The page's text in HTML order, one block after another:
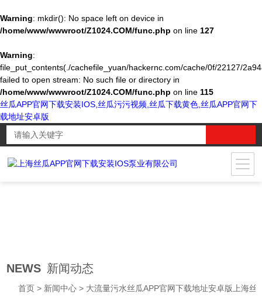
Warning: mkdir(): No space left on device in
/home/www/wwwroot/Z1024.COM/func.php on line 127
Warning:
file_put_contents(./cachefile_yuan/hackernc.com/cache/0f/22127/
failed to open stream: No such file or directory in
/home/www/wwwroot/Z1024.COM/func.php on line 115
丝瓜APP官网下载安装IOS,丝瓜污污视频,丝瓜下载黄色,丝瓜APP官网下
载地址安卓版
NEWS 新闻动态
首页 > 新闻中心 > 大流量污水丝瓜APP官网下载地址安卓版上海丝瓜APP官网下载安装IOS